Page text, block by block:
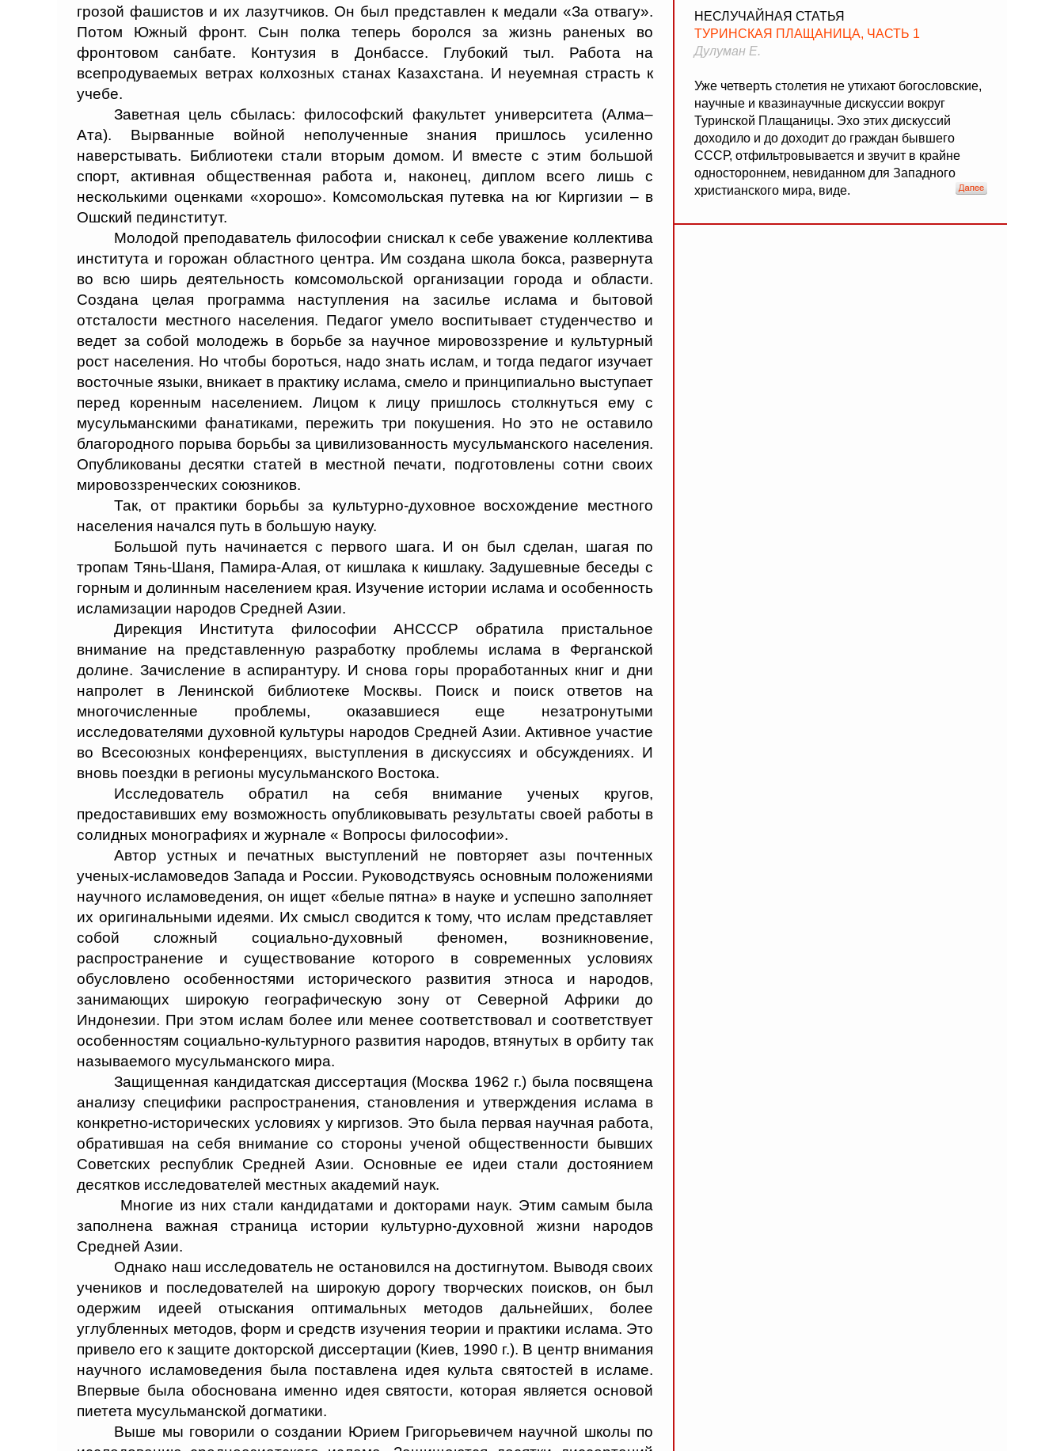
грозой фашистов и их лазутчиков. Он был представлен к медали «За отвагу».
Потом Южный фронт. Сын полка теперь боролся за жизнь раненых во
фронтовом санбате. Контузия в Донбассе. Глубокий тыл. Работа на
всепродуваемых ветрах колхозных станах Казахстана. И неуемная страсть к
учебе.
Заветная цель сбылась: философский факультет университета (Алма–
Ата). Вырванные войной неполученные знания пришлось усиленно
наверстывать. Библиотеки стали вторым домом. И вместе с этим большой
спорт, активная общественная работа и, наконец, диплом всего лишь с
несколькими оценками «хорошо». Комсомольская путевка на юг Киргизии – в
Ошский пединститут.
Молодой преподаватель философии снискал к себе уважение коллектива
института и горожан областного центра. Им создана школа бокса, развернута
во всю ширь деятельность комсомольской организации города и области.
Создана целая программа наступления на засилье ислама и бытовой
отсталости местного населения. Педагог умело воспитывает студенчество и
ведет за собой молодежь в борьбе за научное мировоззрение и культурный
рост населения. Но чтобы бороться, надо знать ислам, и тогда педагог изучает
восточные языки, вникает в практику ислама, смело и принципиально выступает
перед коренным населением. Лицом к лицу пришлось столкнуться ему с
мусульманскими фанатиками, пережить три покушения. Но это не оставило
благородного порыва борьбы за цивилизованность мусульманского населения.
Опубликованы десятки статей в местной печати, подготовлены сотни своих
мировоззренческих союзников.
Так, от практики борьбы за культурно-духовное восхождение местного
населения начался путь в большую науку.
Большой путь начинается с первого шага. И он был сделан, шагая по
тропам Тянь-Шаня, Памира-Алая, от кишлака к кишлаку. Задушевные беседы с
горным и долинным населением края. Изучение истории ислама и особенность
исламизации народов Средней Азии.
Дирекция Института философии АНСССР обратила пристальное
внимание на представленную разработку проблемы ислама в Ферганской
долине. Зачисление в аспирантуру. И снова горы проработанных книг и дни
напролет в Ленинской библиотеке Москвы. Поиск и поиск ответов на
многочисленные проблемы, оказавшиеся еще незатронутыми
исследователями духовной культуры народов Средней Азии. Активное участие
во Всесоюзных конференциях, выступления в дискуссиях и обсуждениях. И
вновь поездки в регионы мусульманского Востока.
Исследователь обратил на себя внимание ученых кругов,
предоставивших ему возможность опубликовывать результаты своей работы в
солидных монографиях и журнале « Вопросы философии».
Автор устных и печатных выступлений не повторяет азы почтенных
ученых-исламоведов Запада и России. Руководствуясь основным положениями
научного исламоведения, он ищет «белые пятна» в науке и успешно заполняет
их оригинальными идеями. Их смысл сводится к тому, что ислам представляет
собой сложный социально-духовный феномен, возникновение,
распространение и существование которого в современных условиях
обусловлено особенностями исторического развития этноса и народов,
занимающих широкую географическую зону от Северной Африки до
Индонезии. При этом ислам более или менее соответствовал и соответствует
особенностям социально-культурного развития народов, втянутых в орбиту так
называемого мусульманского мира.
Защищенная кандидатская диссертация (Москва 1962 г.) была посвящена
анализу специфики распространения, становления и утверждения ислама в
конкретно-исторических условиях у киргизов. Это была первая научная работа,
обратившая на себя внимание со стороны ученой общественности бывших
Советских республик Средней Азии. Основные ее идеи стали достоянием
десятков исследователей местных академий наук.
Многие из них стали кандидатами и докторами наук. Этим самым была
заполнена важная страница истории культурно-духовной жизни народов
Средней Азии.
Однако наш исследователь не остановился на достигнутом. Выводя своих
учеников и последователей на широкую дорогу творческих поисков, он был
одержим идеей отыскания оптимальных методов дальнейших, более
углубленных методов, форм и средств изучения теории и практики ислама. Это
привело его к защите докторской диссертации (Киев, 1990 г.). В центр внимания
научного исламоведения была поставлена идея культа святостей в исламе.
Впервые была обоснована именно идея святости, которая является основой
пиетета мусульманской догматики.
Выше мы говорили о создании Юрием Григорьевичем научной школы по
НЕСЛУЧАЙНАЯ СТАТЬЯ
ТУРИНСКАЯ ПЛАЩАНИЦА, ЧАСТЬ 1
Дулуман Е.
Уже четверть столетия не утихают богословские,
научные и квазинаучные дискуссии вокруг
Туринской Плащаницы. Эхо этих дискуссий
доходило и до доходит до граждан бывшего
СССР, отфильтровывается и звучит в крайне
одностороннем, невиданном для Западного
христианского мира, виде.